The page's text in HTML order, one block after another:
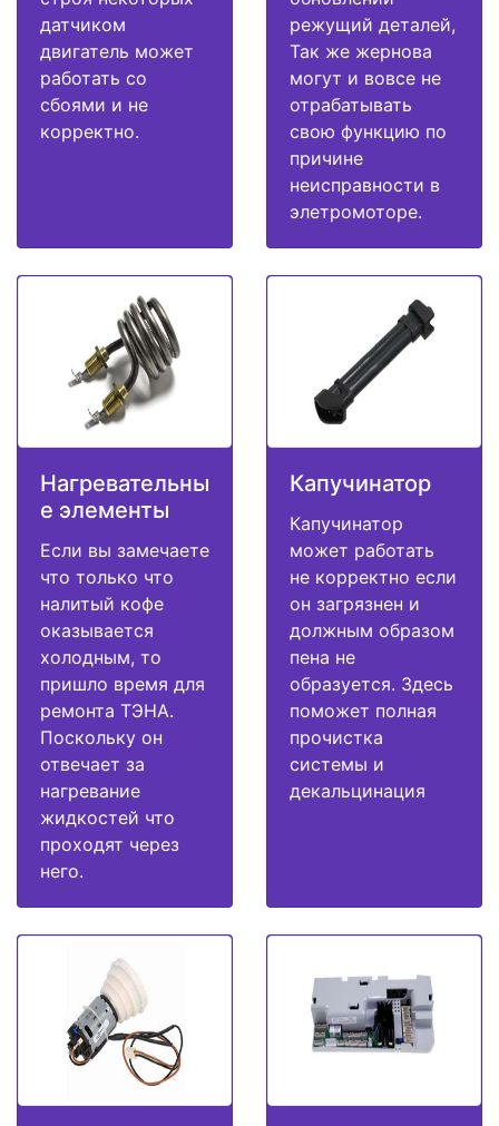
датчиком
двигатель может
работать со
сбоями и не
корректно.
режущий деталей,
Так же жернова
могут и вовсе не
отрабатывать
свою функцию по
причине
неисправности в
элетромоторе.
Нагревательны
е элементы
Если вы замечаете
что только что
налитый кофе
оказывается
холодным, то
пришло время для
ремонта ТЭНА.
Поскольку он
отвечает за
нагревание
жидкостей что
проходят через
него.
Капучинатор
Капучинатор
может работать
не корректно если
он загрязнен и
должным образом
пена не
образуется. Здесь
поможет полная
прочистка
системы и
декальцинация